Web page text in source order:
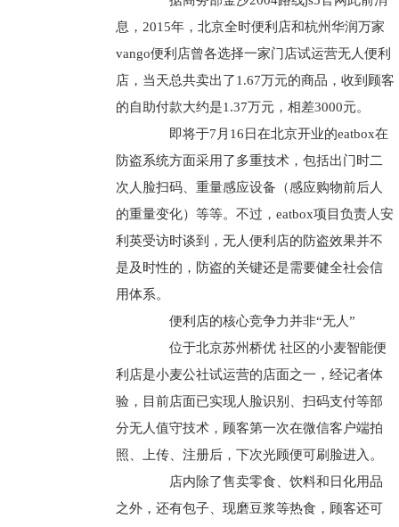
息，2015年，北京全时便利店和杭州华润万家
vango便利店曾各选择一家门店试运营无人便利
店，当天总共卖出了1.67万元的商品，收到顾客
的自助付款大约是1.37万元，相差3000元。
即将于7月16日在北京开业的eatbox在
防盗系统方面采用了多重技术，包括出门时二
次人脸扫码、重量感应设备（感应购物前后人
的重量变化）等等。不过，eatbox项目负责人安
利英受访时谈到，无人便利店的防盗效果并不
是及时性的，防盗的关键还是需要健全社会信
用体系。
便利店的核心竞争力并非“无人”
位于北京苏州桥优 社区的小麦智能便
利店是小麦公社试运营的店面之一，经记者体
验，目前店面已实现人脸识别、扫码支付等部
分无人值守技术，顾客第一次在微信客户端拍
照、上传、注册后，下次光顾便可刷脸进入。
店内除了售卖零食、饮料和日化用品
之外，还有包子、现磨豆浆等热食，顾客还可